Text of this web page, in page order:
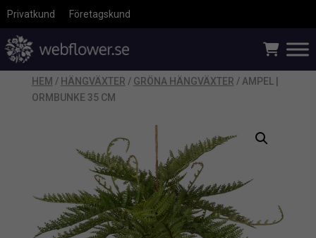
Privatkund Företagskund
HEM / HÄNGVÄXTER / GRÖNA HÄNGVÄXTER / AMPEL |
ORMBUNKE 35 CM